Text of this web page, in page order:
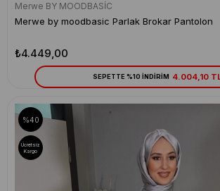
Merwe BY MOODBASİC
Merwe by moodbasic Parlak Brokar Pantolon
₺4.449,00
SEPETTE %10 İNDİRİM 4.004,10
%40
Ücretsiz
Kargo